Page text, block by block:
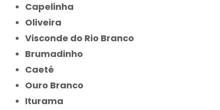
Capelinha
Oliveira
Visconde do Rio Branco
Brumadinho
Caeté
Ouro Branco
Iturama